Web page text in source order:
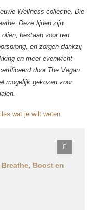
Wellness-collectie. Die
Deze lijnen zijn
bestaan voor ten
en zorgen dankzij
en meer evenwicht
door The Vegan
mogelijk gekozen voor
wat je wilt weten
Boost en